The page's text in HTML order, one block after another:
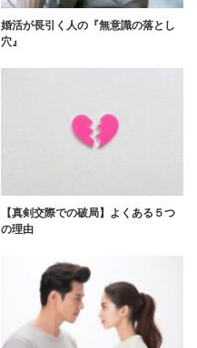
婚活が長引く人の『無意識の落とし
穴』
【真剣交際での破局】よくある５つ
の理由